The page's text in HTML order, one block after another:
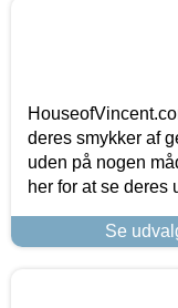
deres smykker af
uden på nogen
her for at se deres
Se